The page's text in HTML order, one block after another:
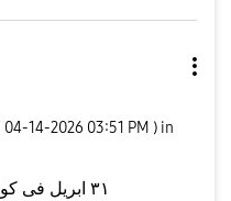
‎04-14-2026 03:51 PM ) in
٣١ ابريل فى كوريا الجنوبية و ٤ مايو لباقى الدول